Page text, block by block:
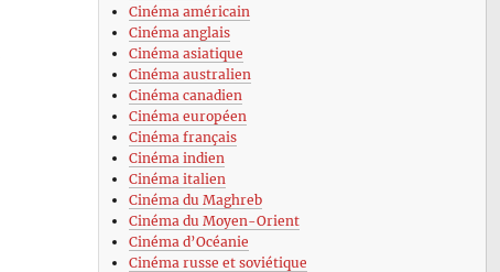
Cinéma américain
Cinéma anglais
Cinéma asiatique
Cinéma australien
Cinéma canadien
Cinéma européen
Cinéma français
Cinéma indien
Cinéma italien
Cinéma du Maghreb
Cinéma du Moyen-Orient
Cinéma d’Océanie
Cinéma russe et soviétique